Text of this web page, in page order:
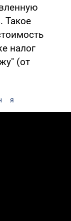
Такое
налог
(от